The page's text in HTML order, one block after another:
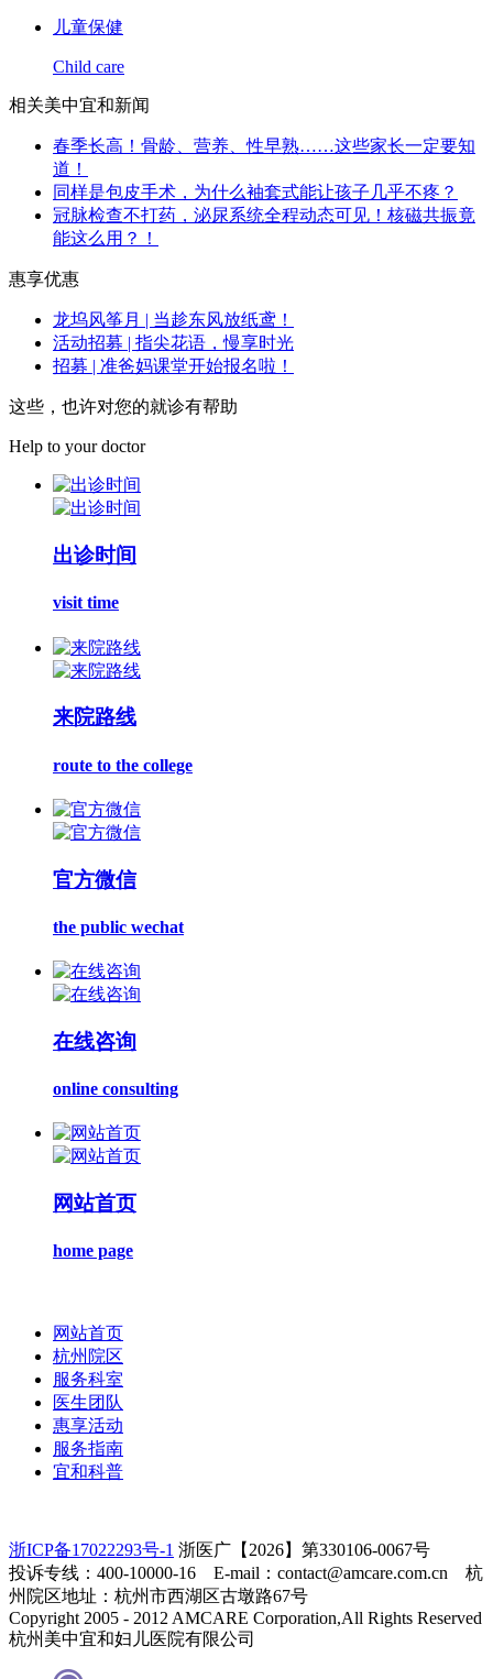
儿童保健
Child care
相关美中宜和新闻
春季长高！骨龄、营养、性早熟……这些家长一定要知
道！
同样是包皮手术，为什么袖套式能让孩子几乎不疼？
冠脉检查不打药，泌尿系统全程动态可见！核磁共振竟
能这么用？！
惠享优惠
龙坞风筝月 | 当趁东风放纸鸢！
活动招募 | 指尖花语，慢享时光
招募 | 准爸妈课堂开始报名啦！
这些，也许对您的就诊有帮助
Help to your doctor
出诊时间
visit time
来院路线
route to the college
官方微信
the public wechat
在线咨询
online consulting
网站首页
home page
网站首页
杭州院区
服务科室
医生团队
惠享活动
服务指南
宜和科普
浙ICP备17022293号-1 浙医广【2026】第330106-0067号
投诉专线：400-10000-16 E-mail：contact@amcare.com.cn 杭
州院区地址：杭州市西湖区古墩路67号
Copyright 2005 - 2012 AMCARE Corporation,All Rights Reserved
杭州美中宜和妇儿医院有限公司